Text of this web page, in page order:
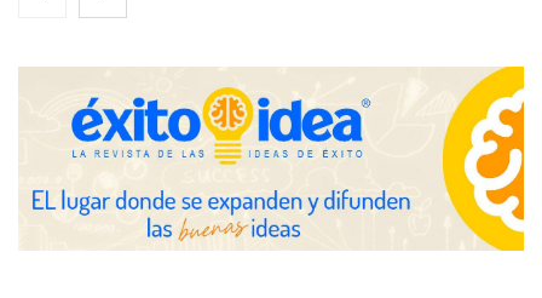
conectando lonjas con establecimientos